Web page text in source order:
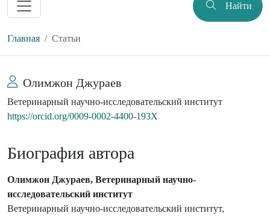
Найти
Главная Статьи
Олимжон Джураев
Ветеринарный научно-исследовательский институт
https://orcid.org/0009-0002-4400-193X
Биография автора
Олимжон Джураев, Ветеринарный научно-
исследовательский институт
Ветеринарный научно-исследовательский институт,